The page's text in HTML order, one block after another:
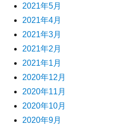
2021年5月
2021年4月
2021年3月
2021年2月
2021年1月
2020年12月
2020年11月
2020年10月
2020年9月